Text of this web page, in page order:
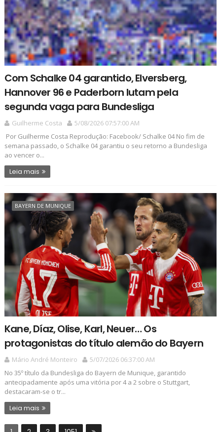
Com Schalke 04 garantido, Elversberg,
Hannover 96 e Paderborn lutam pela
segunda vaga para Bundesliga
Guilherme Costa
5/08/2026 07:57:00 AM
Por Guilherme Costa Reprodução: Facebook/ Schalke 04 No fim de
semana passado, o Schalke 04 garantiu o seu retorno a Bundesliga
ao vencer o...
Leia mais
BAYERN DE MUNIQUE
Kane, Díaz, Olise, Karl, Neuer… Os
protagonistas do título alemão do Bayern
Mário André Monteiro
5/07/2026 06:37:00 AM
No 35º título da Bundesliga do Bayern de Munique, garantido
antecipadamente após uma vitória por 4 a 2 sobre o Stuttgart,
destacaram-se o tr...
Leia mais